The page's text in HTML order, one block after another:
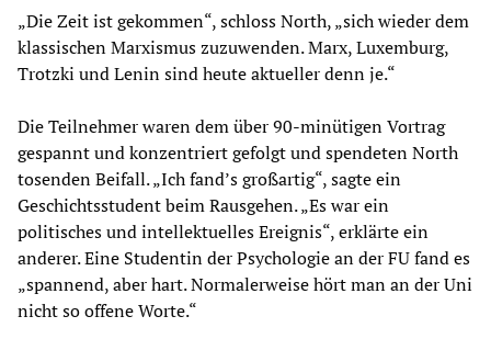
„Die Zeit ist gekommen“, schloss North, „sich wieder dem
klassischen Marxismus zuzuwenden. Marx, Luxemburg,
Trotzki und Lenin sind heute aktueller denn je.“
Die Teilnehmer waren dem über 90-minütigen Vortrag
gespannt und konzentriert gefolgt und spendeten North
tosenden Beifall. „Ich fand’s großartig“, sagte ein
Geschichtsstudent beim Rausgehen. „Es war ein
politisches und intellektuelles Ereignis“, erklärte ein
anderer. Eine Studentin der Psychologie an der FU fand es
„spannend, aber hart. Normalerweise hört man an der Uni
nicht so offene Worte.“